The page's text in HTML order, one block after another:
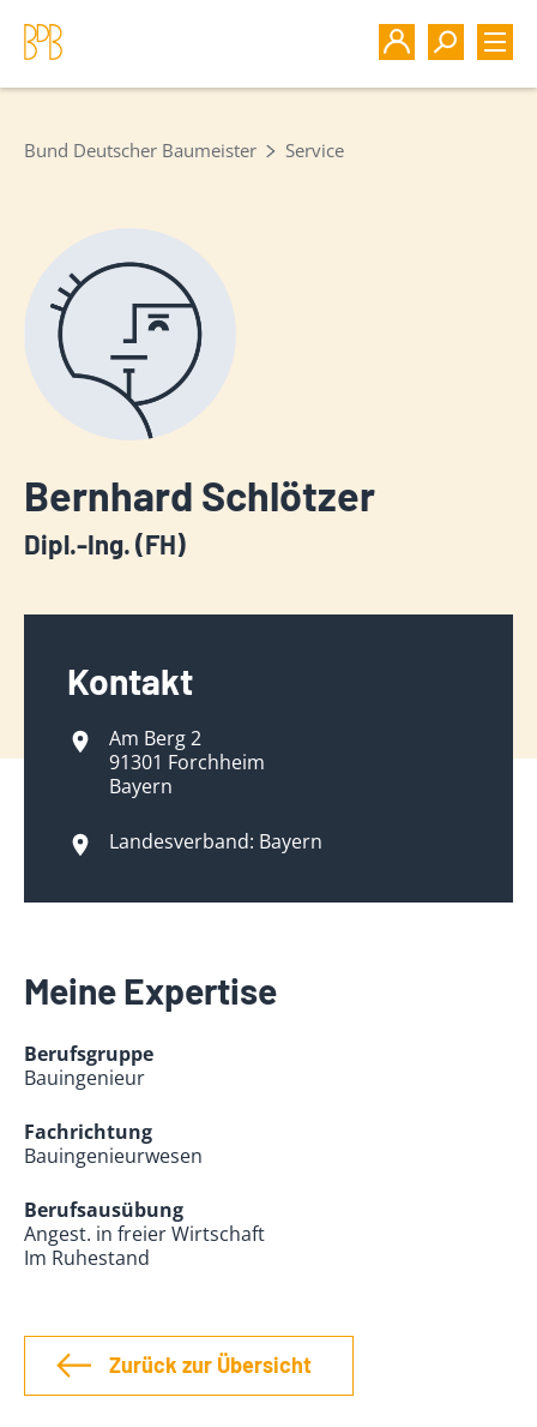
Bund Deutscher Baumeister Service
Bernhard Schlötzer
Dipl.-Ing. (FH)
Kontakt
Am Berg 2
91301 Forchheim
Bayern
Landesverband: Bayern
Meine Expertise
Berufsgruppe
Bauingenieur
Fachrichtung
Bauingenieurwesen
Berufsausübung
Angest. in freier Wirtschaft
Im Ruhestand
Zurück zur Übersicht